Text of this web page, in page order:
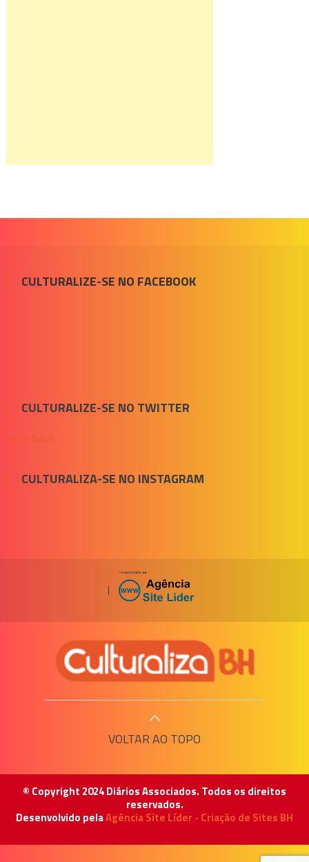
CULTURALIZE-SE NO FACEBOOK
CULTURALIZE-SE NO TWITTER
Meus Tuítes
CULTURALIZA-SE NO INSTAGRAM
|
VOLTAR AO TOPO
© Copyright 2024 Diários Associados. Todos os direitos
reservados.
Desenvolvido pelaAgência Site Líder - Criação de Sites BH